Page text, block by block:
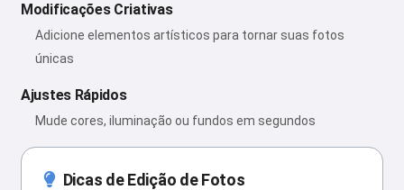
Modificações Criativas
Adicione elementos artísticos para tornar suas fotos
únicas
Ajustes Rápidos
Mude cores, iluminação ou fundos em segundos
Dicas de Edição de Fotos